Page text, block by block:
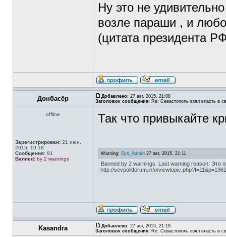
Ну это не
возле параши , и
(цитата президента
Донбасёр Добавлено: 27 авг, 2015, 21:08
Заголовок сообщения: Re: Севастополь взял власть в
offline
Зарегистрирован: 21 июн,
2015, 19:18
Сообщения: 91
Banned: by 2 warnings
Так что привыкайте
Warning: Sys_Admin 27 авг, 2015, 21:11
Banned by 2 warnings. Last warning reason:
http://sevpolitforum.info/
Kasandra Добавлено: 27 авг, 2015, 21:19
Заголовок сообщения: Re: Севастополь взял власть в